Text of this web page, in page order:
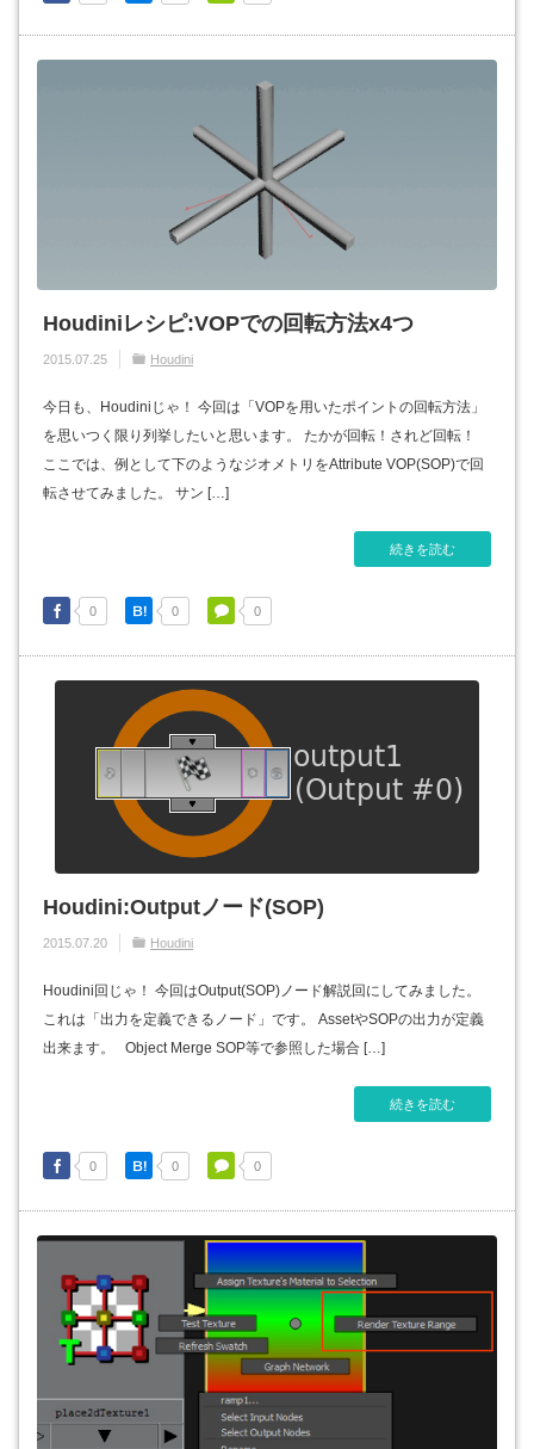
Houdiniレシピ:VOPでの回転方法x4つ
2015.07.25 Houdini
今日も、Houdiniじゃ！ 今回は「VOPを用いたポイントの回転方法」
を思いつく限り列挙したいと思います。 たかが回転！されど回転！
ここでは、例として下のようなジオメトリをAttribute VOP(SOP)で回
転させてみました。 サン […]
続きを読む
0 0 0
Houdini:Outputノード(SOP)
2015.07.20 Houdini
Houdini回じゃ！ 今回はOutput(SOP)ノード解説回にしてみました。
これは「出力を定義できるノード」です。 AssetやSOPの出力が定義
出来ます。 Object Merge SOP等で参照した場合 […]
続きを読む
0 0 0